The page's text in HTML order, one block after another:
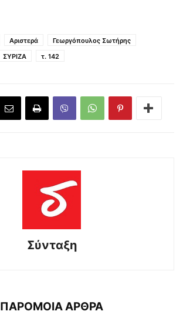
Αριστερά
Γεωργόπουλος Σωτήρης
ΣΥΡΙΖΑ τ. 142
Σύνταξη
ΠΑΡΟΜΟΙΑ ΑΡΘΡΑ